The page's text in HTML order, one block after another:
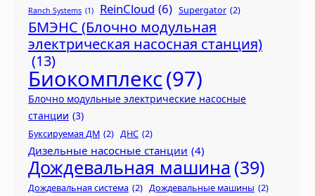
Ranch Systems (1) ReinCloud (6) Supergator (2)
БМЭНС (Блочно модульная
электрическая насосная станция)
(13)
Биокомплекс(97)
Блочно модульные электрические насосные
станции (3)
Буксируемая ДМ (2) ДНС (2)
Дизельные насосные станции (4)
Дождевальная машина (39)
Дождевальная система (2) Дождевальные машины (2)